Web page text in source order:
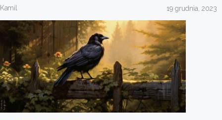
Kamil 19 grudnia, 2023